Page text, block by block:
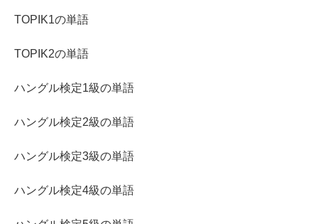
TOPIK1の単語
TOPIK2の単語
ハングル検定1級の単語
ハングル検定2級の単語
ハングル検定3級の単語
ハングル検定4級の単語